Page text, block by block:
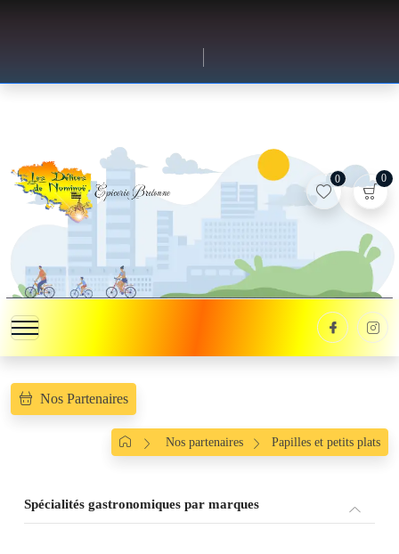
0 0
Nos Partenaires
Nos partenaires Papilles et petits plats
Spécialités gastronomiques par marques